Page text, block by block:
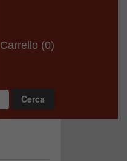
Carrello (0)